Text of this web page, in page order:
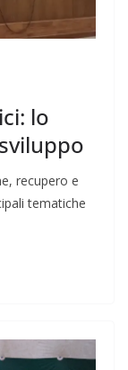
lo
recupero e
tematiche